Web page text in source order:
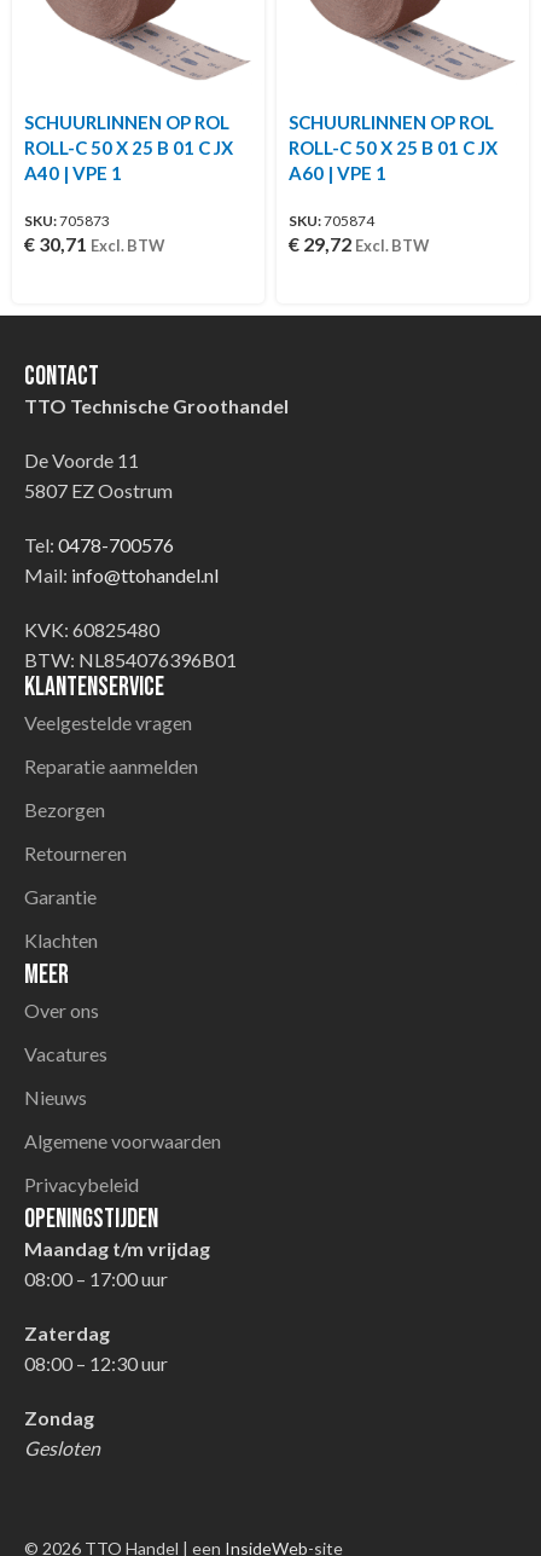
SCHUURLINNEN OP ROL
ROLL-C 50 X 25 B 01 C JX
A40 | VPE 1
SKU:705873
€ 30,71 Excl. BTW
SCHUURLINNEN OP ROL
ROLL-C 50 X 25 B 01 C JX
A60 | VPE 1
SKU:705874
€ 29,72 Excl. BTW
Contact
TTO Technische Groothandel
De Voorde 11
5807 EZ Oostrum
Tel: 0478-700576
Mail: info@ttohandel.nl
KVK: 60825480
BTW: NL854076396B01
Klantenservice
Veelgestelde vragen
Reparatie aanmelden
Bezorgen
Retourneren
Garantie
Klachten
Meer
Over ons
Vacatures
Nieuws
Algemene voorwaarden
Privacybeleid
Openingstijden
Maandag t/m vrijdag
08:00 – 17:00 uur
Zaterdag
08:00 – 12:30 uur
Zondag
Gesloten
© 2026 TTO Handel | een InsideWeb-site